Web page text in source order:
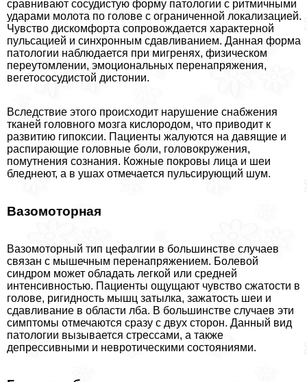
сравнивают сосудистую форму патологии с ритмичными
ударами молота по голове с ограниченной локализацией.
Чувство дискомфорта сопровождается хаpaктерной
пульсацией и синхронным сдавливанием. Данная форма
патологии наблюдается при мигренях, физическом
переутомлении, эмоциональных перенапряжения,
вегетососудистой дистонии.
Вследствие этого происходит нарушение снабжения
тканей головного мозга кислородом, что приводит к
развитию гипоксии. Пациенты жалуются на давящие и
распирающие головные боли, головокружения,
помутнения сознания. Кожные покровы лица и шеи
бледнеют, а в ушах отмечается пульсирующий шум.
Вазомоторная
Вазомоторный тип цефалгии в большинстве случаев
связан с мышечным перенапряжением. Болевой
синдром может обладать легкой или средней
интенсивностью. Пациенты ощущают чувство сжатости в
голове, ригидность мышц затылка, зажатость шеи и
сдавливание в области лба. В большинстве случаев эти
симптомы отмечаются сразу с двух сторон. Данный вид
патологии вызывается стрессами, а также
депрессивными и невротическими состояниями.